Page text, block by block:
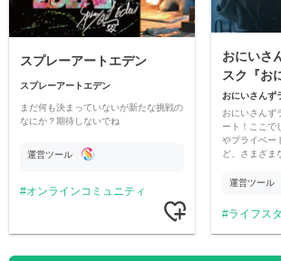
スプレーアートエデン
スプレーアートエデン
まだ何も決まっていないが新たな挑戦の
なにか？期待しないでね
運営ツール
オンラインコミュニティ
おにいさ
スク『お
おにいさんず
おにいさんず
ート！ここで
やプライベー
ど、さまざま
運営ツール
ライフス